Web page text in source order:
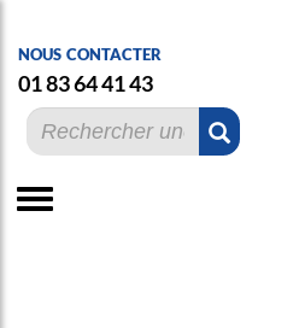
nous contacter
01 83 64 41 43